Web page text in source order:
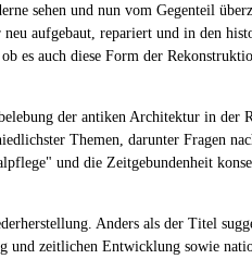
sehen und nun vom Gegenteil
aufgebaut, repariert und in den
es auch diese Form der
der antiken Architektur in der
Themen, darunter Fragen
und die Zeitgebundenheit
Anders als der Titel
zeitlichen Entwicklung sowie